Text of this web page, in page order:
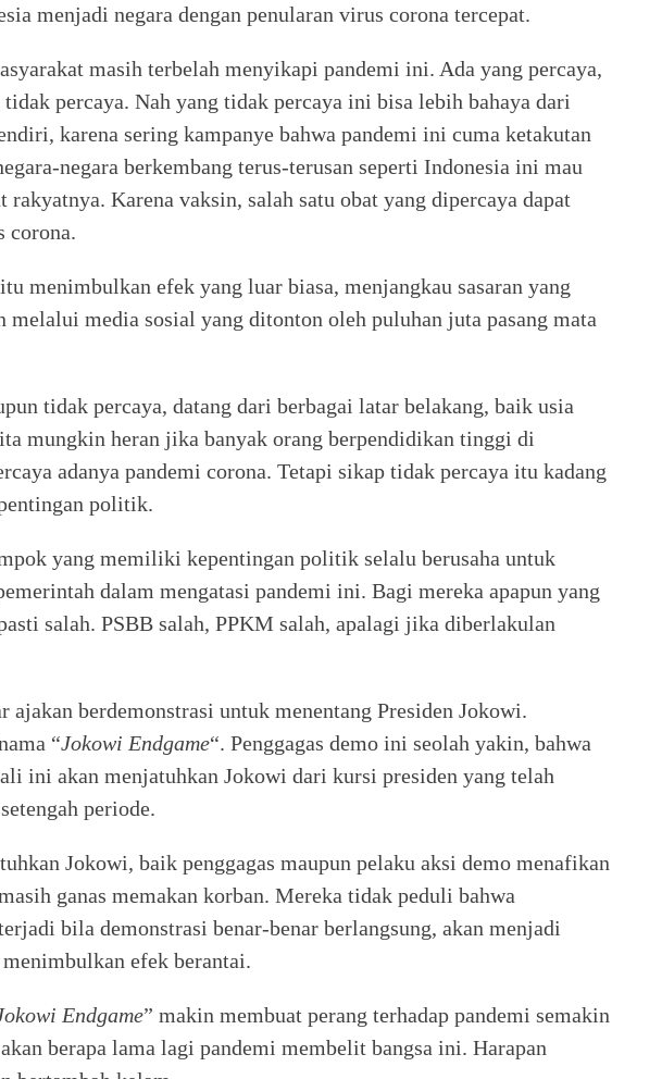
menjadi negara dengan penularan virus corona tercepat.
masih terbelah menyikapi pandemi ini. Ada yang percaya,
percaya. Nah yang tidak percaya ini bisa lebih bahaya dari
karena sering kampanye bahwa pandemi ini cuma ketakutan
negara berkembang terus-terusan seperti Indonesia ini mau
Karena vaksin, salah satu obat yang dipercaya dapat
corona.
menimbulkan efek yang luar biasa, menjangkau sasaran yang
melalui media sosial yang ditonton oleh puluhan juta pasang mata
tidak percaya, datang dari berbagai latar belakang, baik usia
mungkin heran jika banyak orang berpendidikan tinggi di
adanya pandemi corona. Tetapi sikap tidak percaya itu kadang
politik.
yang memiliki kepentingan politik selalu berusaha untuk
dalam mengatasi pandemi ini. Bagi mereka apapun yang
salah. PSBB salah, PPKM salah, apalagi jika diberlakulan
ajakan berdemonstrasi untuk menentang Presiden Jokowi.
“Jokowi Endgame“. Penggagas demo ini seolah yakin, bahwa
ini akan menjatuhkan Jokowi dari kursi presiden yang telah
periode.
Jokowi, baik penggagas maupun pelaku aksi demo menafikan
ganas memakan korban. Mereka tidak peduli bahwa
bila demonstrasi benar-benar berlangsung, akan menjadi
efek berantai.
Endgame” makin membuat perang terhadap pandemi semakin
berapa lama lagi pandemi membelit bangsa ini. Harapan